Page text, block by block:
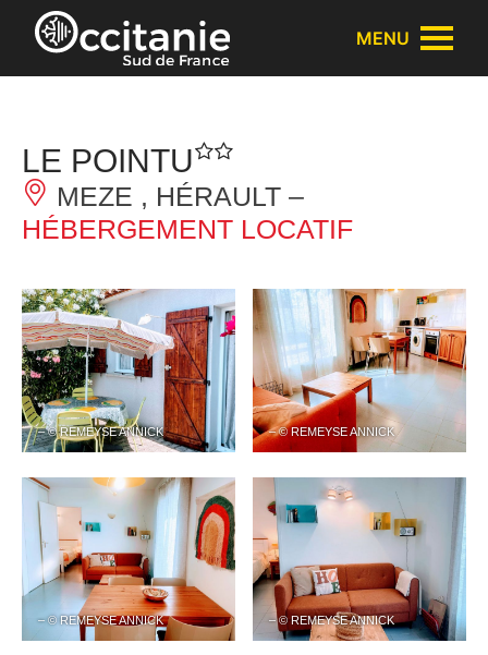
Panneau de gestion des cookies
MENU
LE POINTU
MEZE , HÉRAULT –
HÉBERGEMENT LOCATIF
– © REMEYSE ANNICK – © REMEYSE ANNICK
– © REMEYSE ANNICK – © REMEYSE ANNICK